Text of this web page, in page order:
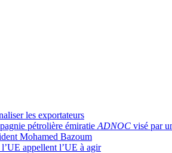
les exportateurs
pétrolière émiratie ADNOC visé par
Mohamed Bazoum
l’UE appellent l’UE à agir